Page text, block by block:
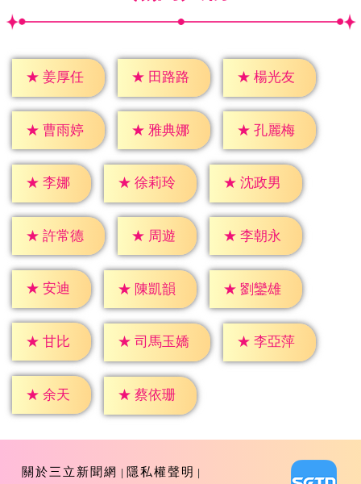
★ 姜厚任 ★ 田路路 ★ 楊光友
★ 曹雨婷 ★ 雅典娜 ★ 孔麗梅
★ 李娜 ★ 徐莉玲 ★ 沈政男
★ 許常德 ★ 周遊 ★ 李朝永
★ 安迪 ★ 陳凱韻 ★ 劉鑾雄
★ 甘比 ★ 司馬玉嬌 ★ 李亞萍
★ 余天 ★ 蔡依珊
關於三立新聞網 隱私權聲明